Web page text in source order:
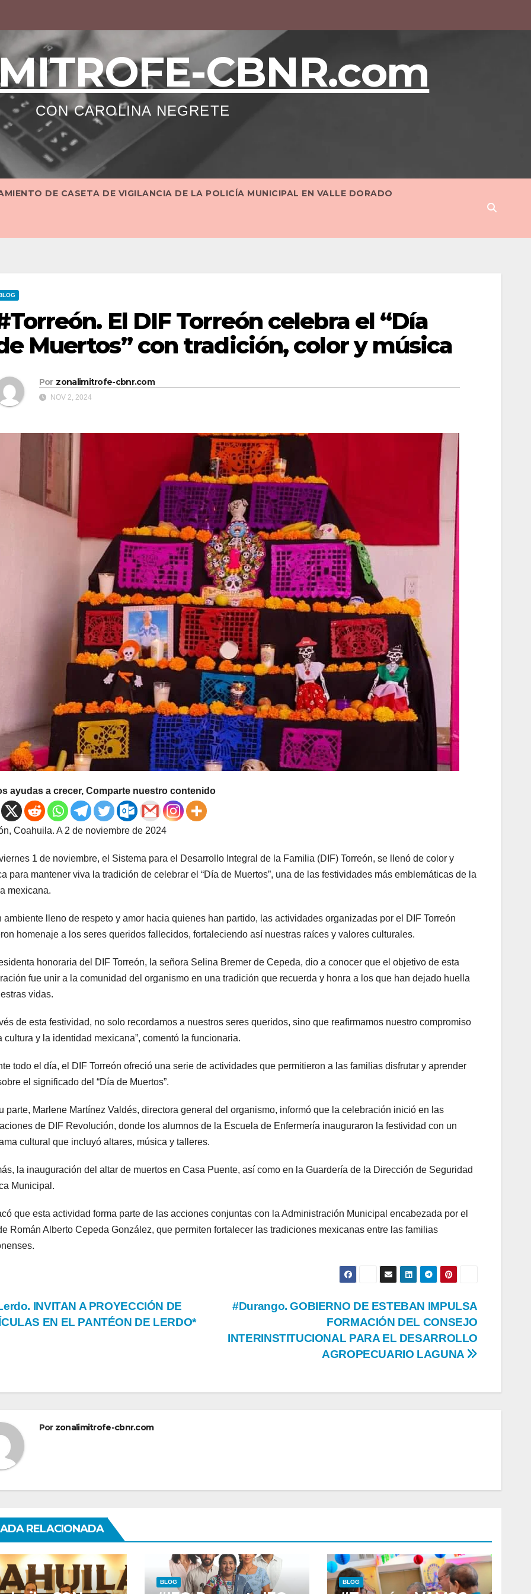
CBNR.com
CON CAROLINA NEGRETE
DE CASETA DE VIGILANCIA DE LA POLICÍA MUNICIPAL EN VALLE DORADO
El DIF Torreón celebra el “Día
Muertos” con tradición, color y música
Por zonalimitrofe-cbnr.com
NOV 2, 2024
ayudas a crecer, Comparte nuestro contenido
Coahuila. A 2 de noviembre de 2024
1 de noviembre, el Sistema para el Desarrollo Integral de la Familia (DIF) Torreón, se llenó de color y
para mantener viva la tradición de celebrar el “Día de Muertos”, una de las festividades más emblemáticas de la
mexicana.
ambiente lleno de respeto y amor hacia quienes han partido, las actividades organizadas por el DIF Torreón
homenaje a los seres queridos fallecidos, fortaleciendo así nuestras raíces y valores culturales.
honoraria del DIF Torreón, la señora Selina Bremer de Cepeda, dio a conocer que el objetivo de esta
fue unir a la comunidad del organismo en una tradición que recuerda y honra a los que han dejado huella
vidas.
de esta festividad, no solo recordamos a nuestros seres queridos, sino que reafirmamos nuestro compromiso
cultura y la identidad mexicana”, comentó la funcionaria.
todo el día, el DIF Torreón ofreció una serie de actividades que permitieron a las familias disfrutar y aprender
el significado del “Día de Muertos”.
parte, Marlene Martínez Valdés, directora general del organismo, informó que la celebración inició en las
de DIF Revolución, donde los alumnos de la Escuela de Enfermería inauguraron la festividad con un
cultural que incluyó altares, música y talleres.
la inauguración del altar de muertos en Casa Puente, así como en la Guardería de la Dirección de Seguridad
Municipal.
que esta actividad forma parte de las acciones conjuntas con la Administración Municipal encabezada por el
Román Alberto Cepeda González, que permiten fortalecer las tradiciones mexicanas entre las familias
#Durango. GOBIERNO DE ESTEBAN IMPULSA
FORMACIÓN DEL CONSEJO
INTERINSTITUCIONAL PARA EL DESARROLLO
AGROPECUARIO LAGUNA
INVITAN A PROYECCIÓN DE
EN EL PANTÉON DE LERDO*
Por zonalimitrofe-cbnr.com
RELACIONADA
BLOG BLOG